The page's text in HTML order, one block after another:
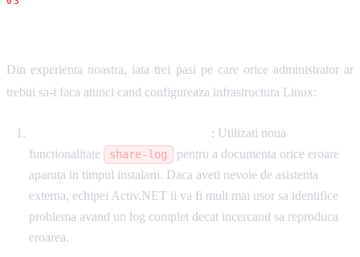
Din experienta noastra, iata trei pasi pe care orice administrator ar
trebui sa-i faca atunci cand configureaza infrastructura Linux:
: Utilizati noua
functionalitate
share-log
pentru a documenta orice eroare
aparuta in timpul instalarii. Daca aveti nevoie de asistenta
externa, echipei Activ.NET ii va fi mult mai usor sa identifice
problema avand un log complet decat incercand sa reproduca
eroarea.